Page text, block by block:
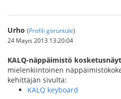
Urho (Profili görüntüle)
24 Mayıs 2013 13:20:04
KALQ-näppäimistö
mielenkiintoinen
kehittäjän sivulta:
KALQ keyboard